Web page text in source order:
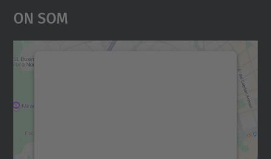
On Som